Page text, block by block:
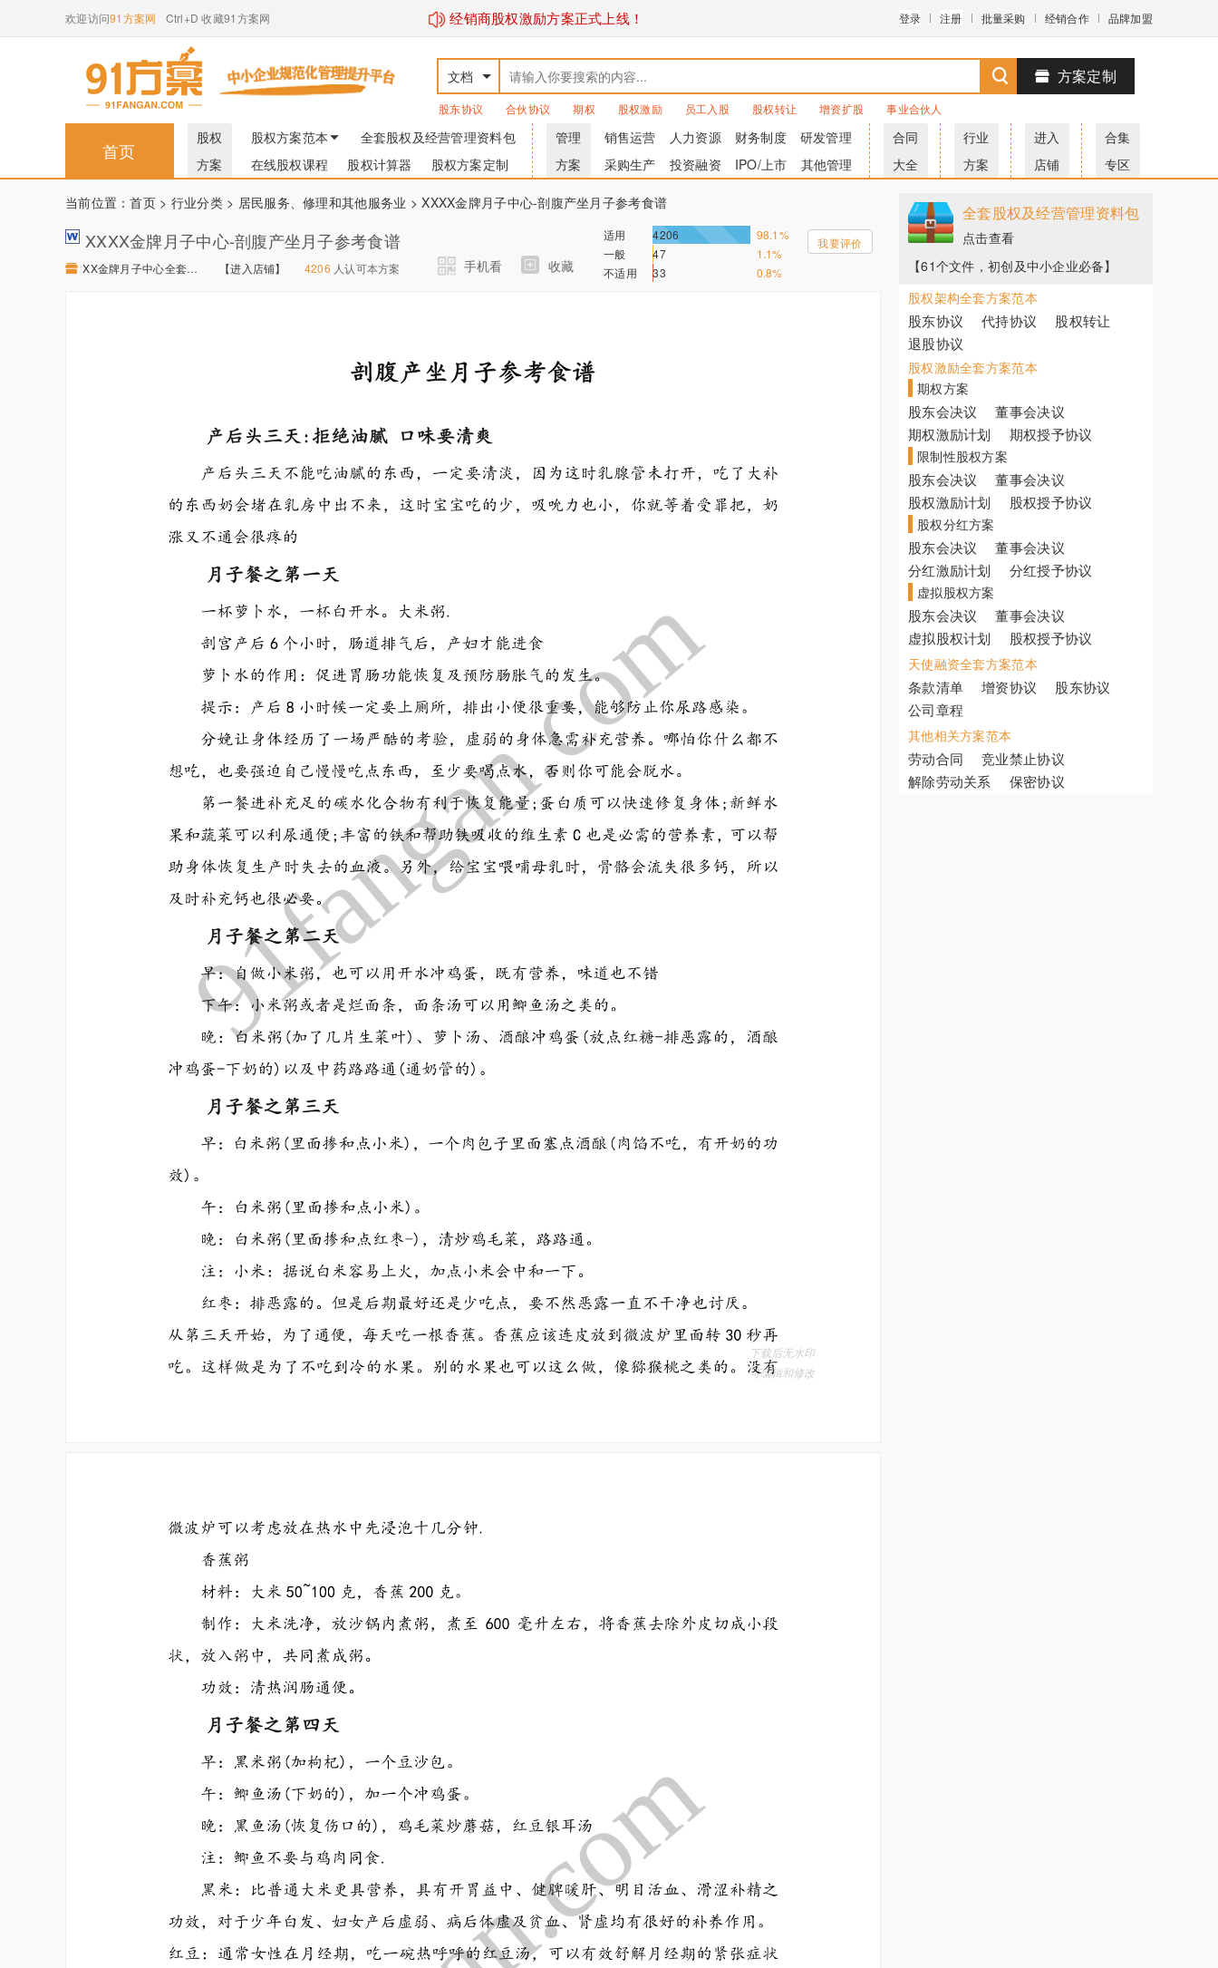
经销商股权激励方案正式上线！
欢迎访问91方案网 Ctrl+D 收藏91方案网 登录 注册 批量采购 经销合作 品牌加盟
文档
股东协议 合伙协议 期权 股权激励 员工入股 股权转让 增资扩股 事业合伙人
方案定制
首页
股权
方案
股权方案范本
全套股权及经营管理资料包
在线股权课程
股权计算器 股权方案定制
管理
方案
销售运营 人力资源 财务制度
研发管理
采购生产
投资融资 IPO/上市 其他管理
合同
大全
行业
方案
进入
店铺
合集
专区
当前位置：首页> 行业分类> 居民服务、修理和其他服务业 > XXXX金牌月子中心-剖腹产坐月子参考食谱
XXXX金牌月子中心-剖腹产坐月子参考食谱
XX金牌月子中心全套资料 【进入店铺】 【进入店铺】 4206 人认可本方案 手机看 收藏
适用 4206
98.1%
一般
47
1.1%
不适用
33 0.8%
我要评价
全套股权及经营管理资料包
点击查看
【61个文件，初创及中小企业必备】
股权架构全套方案范本
股东协议 代持协议
股权转让
退股协议
股权激励全套方案范本
期权方案
股东会决议
董事会决议
期权激励计划
期权授予协议
限制性股权方案
股东会决议
董事会决议
股权激励计划
股权授予协议
股权分红方案
股东会决议
董事会决议
分红激励计划
分红授予协议
虚拟股权方案
股东会决议
董事会决议
虚拟股权计划
股权授予协议
天使融资全套方案范本
条款清单 增资协议
股东协议
公司章程
其他相关方案范本
劳动合同
竞业禁止协议
解除劳动关系
保密协议